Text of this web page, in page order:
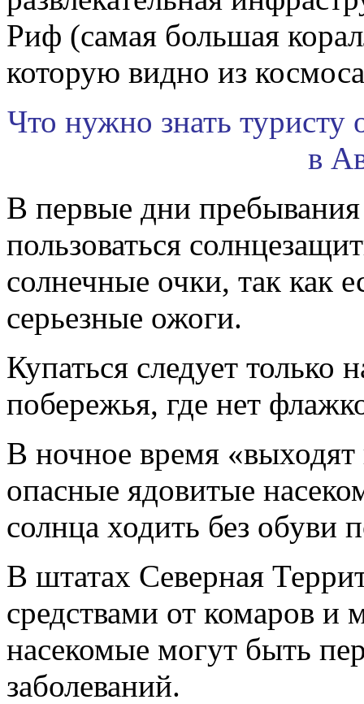
Риф (самая большая
которую видно из
Что нужно знать туристу
в
В первые дни
пользоваться
солнечные очки, так как
серьезные ожоги.
Купаться следует только
побережья, где нет
В ночное время
опасные ядовитые
солнца ходить без обуви
В штатах Северная
средствами от комаров и
насекомые могут быть
заболеваний.